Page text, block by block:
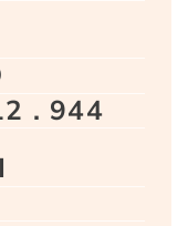
. 944